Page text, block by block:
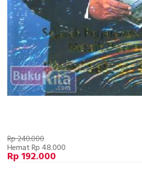
Rp 240.000
Hemat Rp 48.000
Rp 192.000